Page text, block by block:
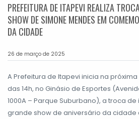
PREFEITURA DE ITAPEVI REALIZA
SHOW DE SIMONE MENDES EM
DA CIDADE
26 de março de 2025
A Prefeitura de Itapevi inicia na
das 14h, no Ginásio de Esportes
1000A – Parque Suburbano), a troca
grande show de aniversário da cidade